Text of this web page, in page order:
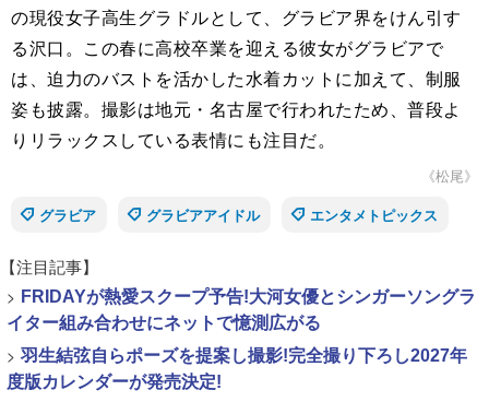
の現役女子高生グラドルとして、グラビア界をけん引す
る沢口。この春に高校卒業を迎える彼女がグラビアで
は、迫力のバストを活かした水着カットに加えて、制服
姿も披露。撮影は地元・名古屋で行われたため、普段よ
りリラックスしている表情にも注目だ。
《松尾》
グラビア
グラビアアイドル エンタメトピックス
【注目記事】
> FRIDAYが熱愛スクープ予告!大河女優とシンガーソングラ
イター組み合わせにネットで憶測広がる
> 羽生結弦自らポーズを提案し撮影!完全撮り下ろし2027年
度版カレンダーが発売決定!